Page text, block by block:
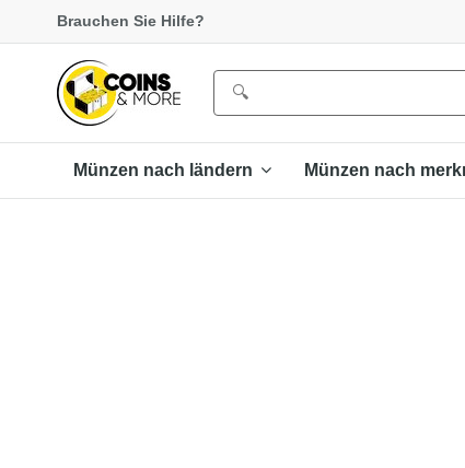
Brauchen Sie Hilfe?
Münzen nach ländern Münzen nach